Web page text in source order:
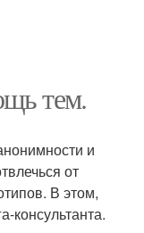
тем.
и
от
В этом,
консультанта.